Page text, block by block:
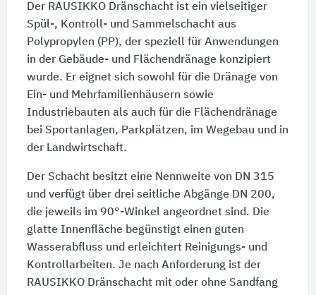
Der RAUSIKKO Dränschacht ist ein vielseitiger
Spül-, Kontroll- und Sammelschacht aus
Polypropylen (PP), der speziell für Anwendungen
in der Gebäude- und Flächendränage konzipiert
wurde. Er eignet sich sowohl für die Dränage von
Ein- und Mehrfamilienhäusern sowie
Industriebauten als auch für die Flächendränage
bei Sportanlagen, Parkplätzen, im Wegebau und in
der Landwirtschaft.
Der Schacht besitzt eine Nennweite von DN 315
und verfügt über drei seitliche Abgänge DN 200,
die jeweils im 90°-Winkel angeordnet sind. Die
glatte Innenfläche begünstigt einen guten
Wasserabfluss und erleichtert Reinigungs- und
Kontrollarbeiten. Je nach Anforderung ist der
RAUSIKKO Dränschacht mit oder ohne Sandfang